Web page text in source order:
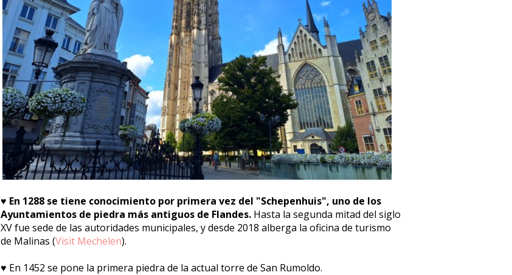
♥️ En 1288 se tiene conocimiento por primera vez del "Schepenhuis", uno de los
Ayuntamientos de piedra más antiguos de Flandes. Hasta la segunda mitad del siglo
XV fue sede de las autoridades municipales, y desde 2018 alberga la oficina de turismo
de Malinas (Visit Mechelen).
♥️ En 1452 se pone la primera piedra de la actual torre de San Rumoldo.